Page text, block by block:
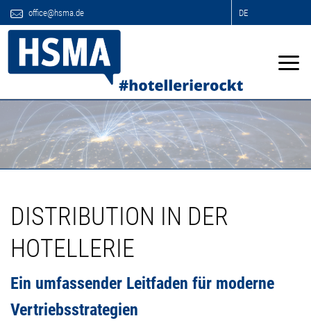
office@hsma.de DE
DISTRIBUTION IN DER
HOTELLERIE
Ein umfassender Leitfaden für moderne
Vertriebsstrategien